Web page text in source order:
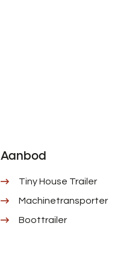
Aanbod
Tiny House Trailer
Machinetransporter
Boottrailer